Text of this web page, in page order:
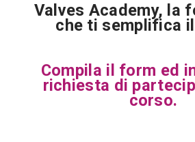
Valves Academy, la
che ti semplifica
Compila il form ed
richiesta di
corso.